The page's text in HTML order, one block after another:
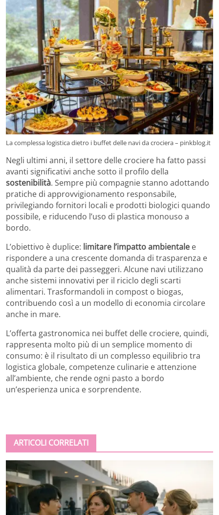
La complessa logistica dietro i buffet delle navi da crociera – pinkblog.it
Negli ultimi anni, il settore delle crociere ha fatto passi
avanti significativi anche sotto il profilo della
sostenibilità. Sempre più compagnie stanno adottando
pratiche di approvvigionamento responsabile,
privilegiando fornitori locali e prodotti biologici quando
possibile, e riducendo l’uso di plastica monouso a
bordo.
L’obiettivo è duplice: limitare l’impatto ambientale e
rispondere a una crescente domanda di trasparenza e
qualità da parte dei passeggeri. Alcune navi utilizzano
anche sistemi innovativi per il riciclo degli scarti
alimentari. Trasformandoli in compost o biogas,
contribuendo così a un modello di economia circolare
anche in mare.
L’offerta gastronomica nei buffet delle crociere, quindi,
rappresenta molto più di un semplice momento di
consumo: è il risultato di un complesso equilibrio tra
logistica globale, competenze culinarie e attenzione
all’ambiente, che rende ogni pasto a bordo
un’esperienza unica e sorprendente.
ARTICOLI CORRELATI